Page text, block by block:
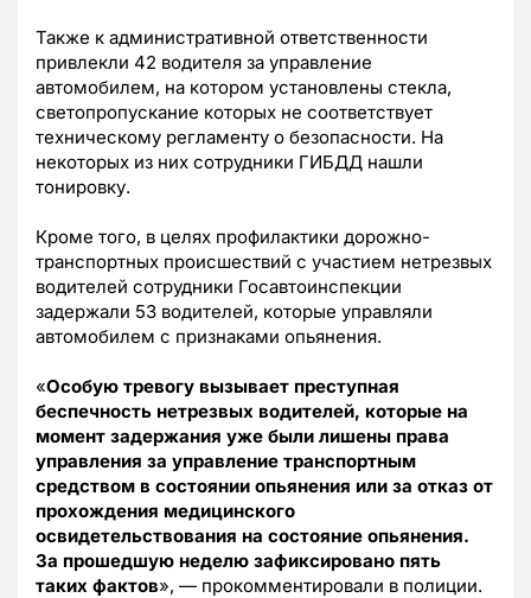
Также к административной ответственности
привлекли 42 водителя за управление
автомобилем, на котором установлены стекла,
светопропускание которых не соответствует
техническому регламенту о безопасности. На
некоторых из них сотрудники ГИБДД нашли
тонировку.
Кроме того, в целях профилактики дорожно-
транспортных происшествий с участием нетрезвых
водителей сотрудники Госавтоинспекции
задержали 53 водителей, которые управляли
автомобилем с признаками опьянения.
«Особую тревогу вызывает преступная
беспечность нетрезвых водителей, которые на
момент задержания уже были лишены права
управления за управление транспортным
средством в состоянии опьянения или за отказ от
прохождения медицинского
освидетельствования на состояние опьянения.
За прошедшую неделю зафиксировано пять
таких фактов», — прокомментировали в полиции.